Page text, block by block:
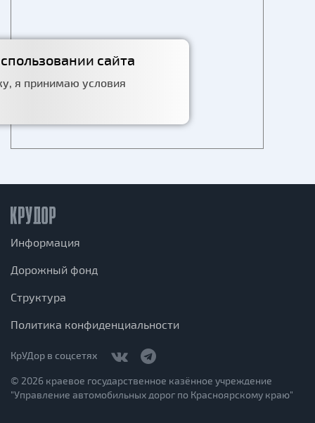
Информация
Дорожный фонд
Структура
Политика конфиденциальности
КрУДор в соцсетях
© 2026 краевое государственное казённое учреждение
"Управление автомобильных дорог по Красноярскому краю"
сайта
я принимаю условия